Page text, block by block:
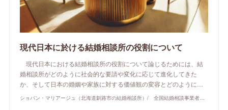
現代日本に於ける結婚相談所の役割について
現代日本における結婚相談所の役割について論じるためには、結
婚相談所がどのように社会的な要請や変化に応じて進化してきた
か、そして日本の婚姻や家族に対する価値観の変容とどのように…
ショパン・マリアージュ（北海道釧路市の結婚相談所）/ 全国結婚相談事業者連盟正規加盟店 / cherry-piano.com